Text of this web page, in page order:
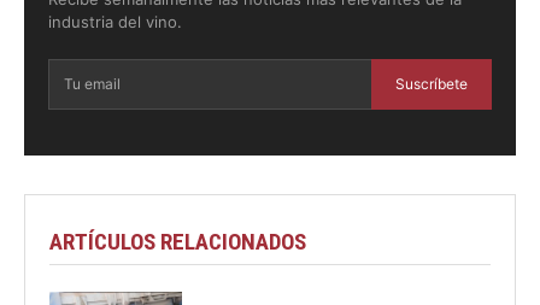
industria del vino.
Suscríbete
ARTÍCULOS RELACIONADOS